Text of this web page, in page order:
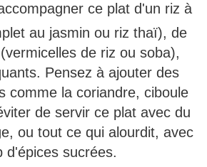
ce plat d'un riz à
au jasmin ou riz thaï), de
de riz ou soba),
Pensez à ajouter des
comme la coriandre, ciboule
de servir ce plat avec du
ou tout ce qui alourdit, avec
d'épices sucrées.